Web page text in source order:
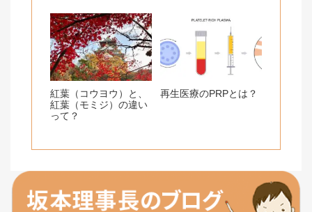
紅葉（コウヨウ）と、
紅葉（モミジ）の違い
って？
再生医療のPRPとは？